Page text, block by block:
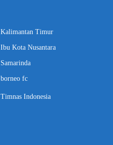
Kalimantan Timur
Ibu Kota Nusantara
Samarinda
borneo fc
Timnas Indonesia